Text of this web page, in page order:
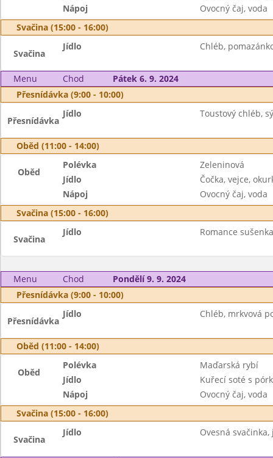
Nápoj
Ovocný čaj, voda
Svačina (15:00 - 16:00)
Svačina
Jídlo Chléb,
Menu Chod
Pátek 6. 9. 2024
Přesnídávka (9:00 - 10:00)
Přesnídávka
Jídlo Toustový chléb,
Oběd (11:00 - 14:00)
Oběd
Polévka
Zeleninová
Jídlo
Čočka, vejce,
Nápoj
Ovocný čaj, voda
Svačina (15:00 - 16:00)
Svačina
Jídlo Romance
Menu Chod
Pondělí 9. 9. 2024
Přesnídávka (9:00 - 10:00)
Přesnídávka
Jídlo Chléb, mrkvová
Oběd (11:00 - 14:00)
Oběd
Polévka
Maďarská rybí
Jídlo
Kuřecí soté s
Nápoj
Ovocný čaj, voda
Svačina (15:00 - 16:00)
Svačina
Jídlo Ovesná